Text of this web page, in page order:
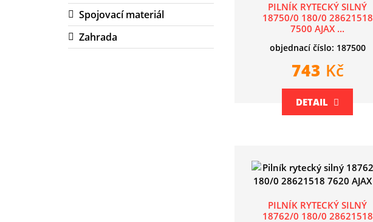
PILNÍK RYTECKÝ SILNÝ
18750/0 180/0 28621518
7500 AJAX ...
objednací číslo: 187500
743 Kč
DETAIL
PILNÍK RYTECKÝ SILNÝ
18762/0 180/0 28621518
Spojovací materiál
Zahrada